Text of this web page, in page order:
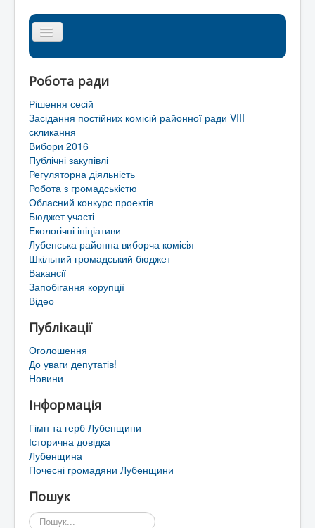
Районна рада
Мапа сайту
Контакти
Територіальні громади Лубенського району
Робота ради
Рішення сесій
Засідання постійних комісій районної ради VIII
скликання
Вибори 2016
Публічні закупівлі
Регуляторна діяльність
Робота з громадськістю
Обласний конкурс проектів
Бюджет участі
Екологічні ініціативи
Лубенська районна виборча комісія
Шкільний громадський бюджет
Вакансії
Запобігання корупції
Відео
Публікації
Оголошення
До уваги депутатів!
Новини
Інформація
Гімн та герб Лубенщини
Історична довідка
Лубенщина
Почесні громадяни Лубенщини
Пошук
Пошук...